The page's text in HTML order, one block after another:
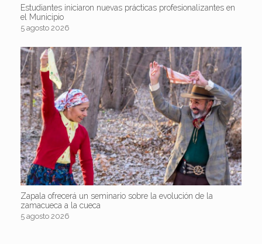
Estudiantes iniciaron nuevas prácticas profesionalizantes en
el Municipio
5 agosto 2026
Zapala ofrecerá un seminario sobre la evolución de la
zamacueca a la cueca
5 agosto 2026